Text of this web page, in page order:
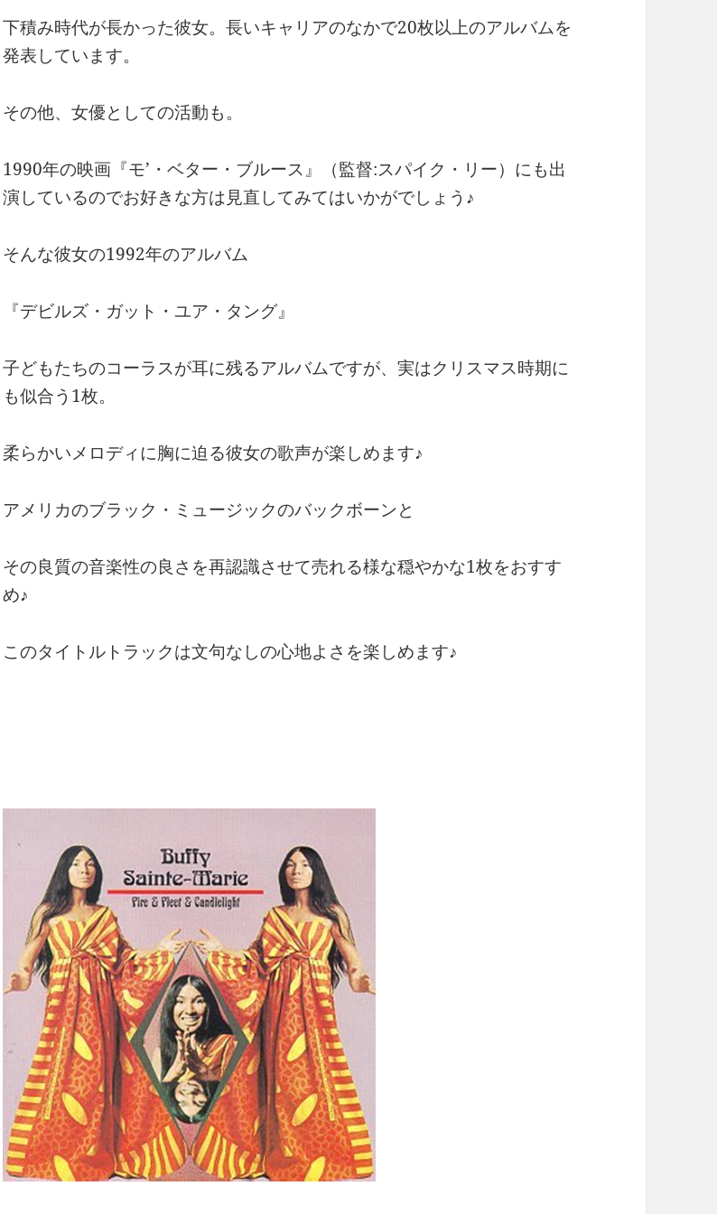
下積み時代が長かった彼女。長いキャリアのなかで20枚以上のアルバムを
発表しています。
その他、女優としての活動も。
1990年の映画『モ’・ベター・ブルース』（監督:スパイク・リー）にも出
演しているのでお好きな方は見直してみてはいかがでしょう♪
そんな彼女の1992年のアルバム
『デビルズ・ガット・ユア・タング』
子どもたちのコーラスが耳に残るアルバムですが、実はクリスマス時期に
も似合う1枚。
柔らかいメロディに胸に迫る彼女の歌声が楽しめます♪
アメリカのブラック・ミュージックのバックボーンと
その良質の音楽性の良さを再認識させて売れる様な穏やかな1枚をおすす
め♪
このタイトルトラックは文句なしの心地よさを楽しめます♪